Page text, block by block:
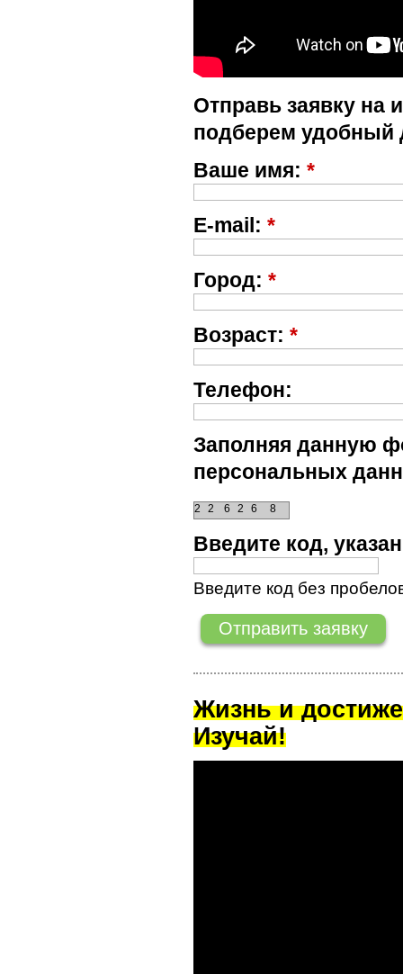
Отправь заявку на
подберем удобный
Ваше имя: *
E-mail: *
Город: *
Возраст: *
Телефон:
Заполняя данную
персональных
2 2 6 8
2 6
Введите код,
Введите код без
Жизнь и
Изучай!